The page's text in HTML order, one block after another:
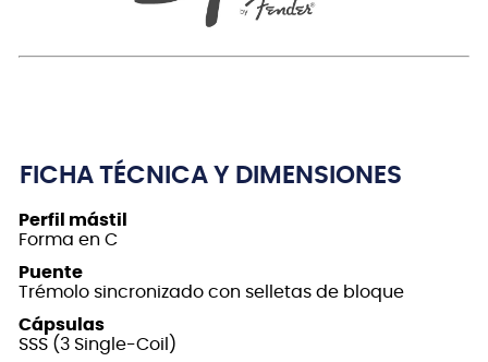
FICHA TÉCNICA Y DIMENSIONES
Perfil mástil
Forma en C
Puente
Trémolo sincronizado con selletas de bloque
Cápsulas
SSS (3 Single-Coil)